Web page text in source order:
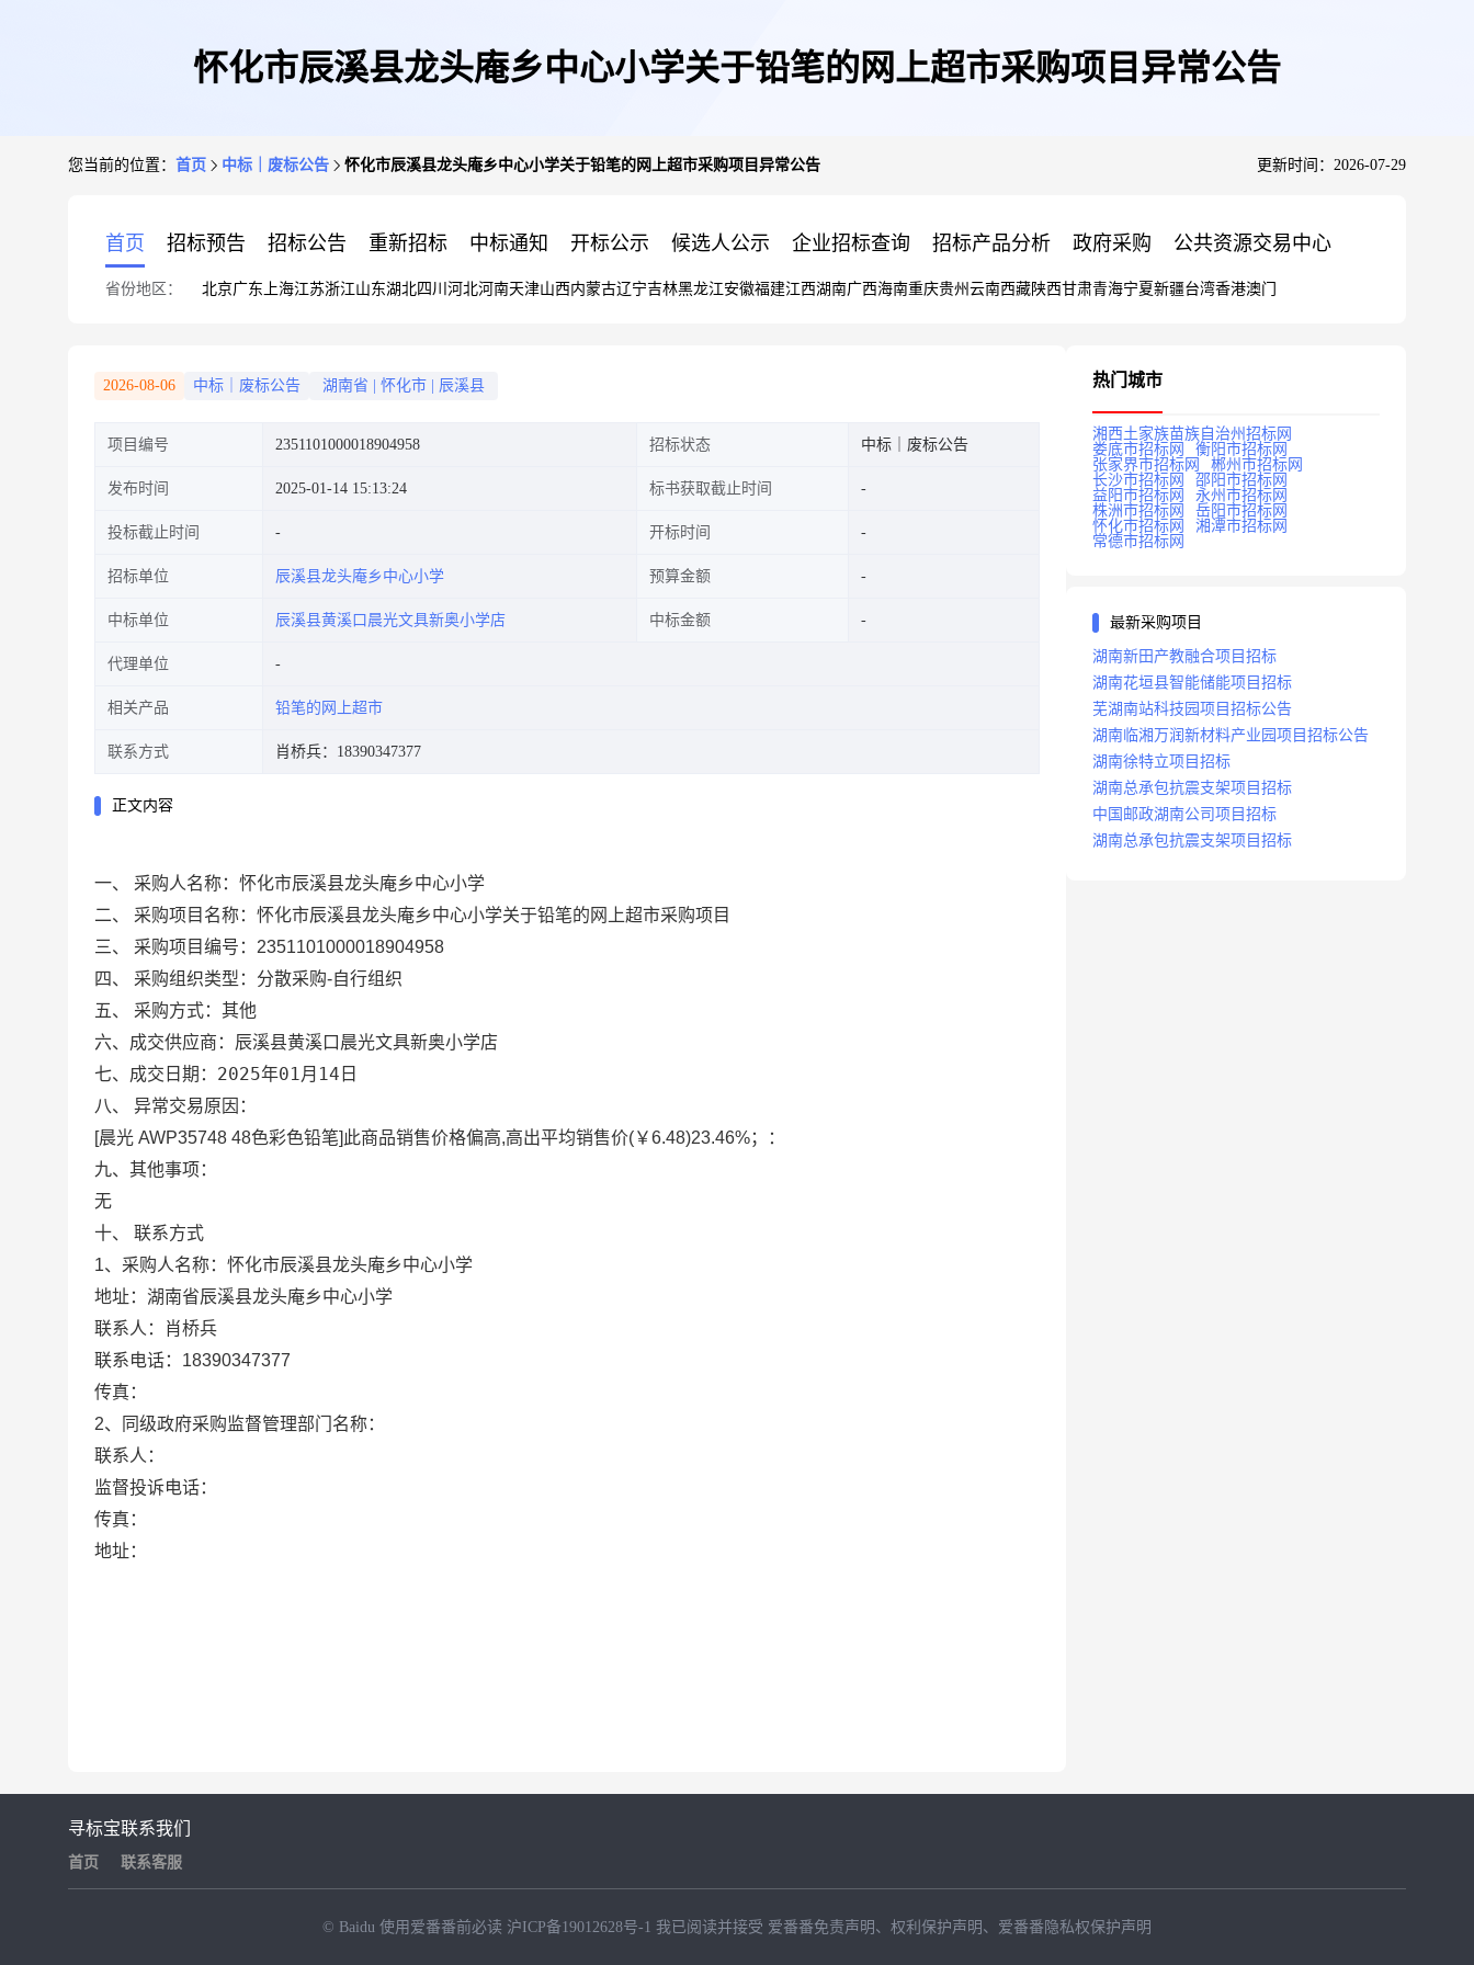
怀化市辰溪县龙头庵乡中心小学关于铅笔的网上超市采购项目异常公告
您当前的位置： 首页 中标｜废标公告 怀化市辰溪县龙头庵乡中心小学关于铅笔的网上超市采购项目异常公告 更新时间：2026-07-29
首页 招标预告 招标公告 重新招标 中标通知 开标公示 候选人公示 企业招标查询 招标产品分析 政府采购 公共资源交易中心
省份地区： 北京广东 上海江苏浙江山东湖北四川 河北河南天津山西内蒙古辽宁吉林黑龙江安徽福建江西湖南广西海南重庆贵州 云南西藏陕西甘肃青海宁夏新疆台湾香港澳门
2026-08-06 中标｜废标公告 湖南省 怀化市 辰溪县
项目编号 2351101000018904958 招标状态 中标｜废标公告
发布时间 2025-01-14 15:13:24 标书获取截止时间
投标截止时间 开标时间
招标单位 辰溪县龙头庵乡中心小学 预算金额
中标单位 辰溪县黄溪口晨光文具新奥小学店 中标金额
代理单位
相关产品 铅笔的网上超市
联系方式 肖桥兵：18390347377
正文内容
一、 采购人名称： 怀化市辰溪县龙头庵乡中心小学
二、 采购项目名称： 怀化市辰溪县龙头庵乡中心小学关于铅笔的网上超市采购项目
三、 采购项目编号： 2351101000018904958
四、 采购组织类型： 分散采购-自行组织
五、 采购方式： 其他
六、成交供应商： 辰溪县黄溪口晨光文具新奥小学店
七、成交日期： 2025年01月14日
八、 异常交易原因：
[晨光 AWP35748 48色彩色铅笔]此商品销售价格偏高,高出平均销售价(￥6.48)23.46%；
：
九、其他事项：
无
十、 联系方式
1、采购人名称： 怀化市辰溪县龙头庵乡中心小学
地址： 湖南省辰溪县龙头庵乡中心小学
联系人：
肖桥兵
联系电话： 18390347377
传真：
2、同级政府采购监督管理部门名称：
联系人：
监督投诉电话：
传真：
地址：
热门城市
湘西土家族苗族自治州招标网
娄底市招标网
衡阳市招标网
张家界市招标网
郴州市招标网
长沙市招标网
邵阳市招标网
益阳市招标网
永州市招标网
株洲市招标网
岳阳市招标网
怀化市招标网
湘潭市招标网
常德市招标网
最新采购项目
湖南新田产教融合项目招标
湖南花垣县智能储能项目招标
芜湖南站科技园项目招标公告
湖南临湘万润新材料产业园项目招标公告
湖南徐特立项目招标
湖南总承包抗震支架项目招标
中国邮政湖南公司项目招标
湖南总承包抗震支架项目招标
寻标宝
首页
联系我们
联系客服
© Baidu 使用爱番番前必读 沪ICP备19012628号-1 我已阅读并接受 爱番番免责声明 、 权利保护声明 、 爱番番隐私权保护声明